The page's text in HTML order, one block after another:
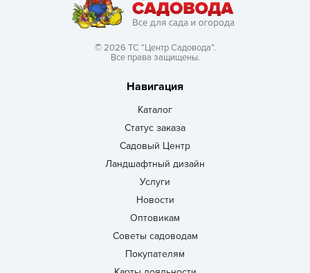
© 2026 ТС “Центр Садовода”.
Все права защищены.
Навигация
Каталог
Статус заказа
Садовый Центр
Ландшафтный дизайн
Услуги
Новости
Оптовикам
Советы садоводам
Покупателям